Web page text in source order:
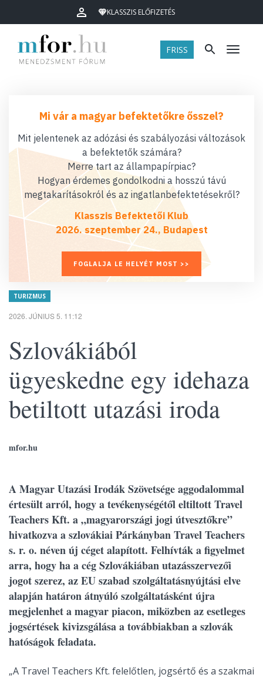
KLASSZIS ELŐFIZETÉS
FRISS Menü
Mi vár a magyar befektetőkre ősszel?
Mit jelentenek az adózási és szabályozási változások
a befektetők számára?
Merre tart az állampapírpiac?
Hogyan érdemes gondolkodni a hosszú távú
megtakarításokról és az ingatlanbefektetésekről?
Klasszis Befektetői Klub
2026. szeptember 24., Budapest
FOGLALJA LE HELYÉT MOST >>
TURIZMUS
2026. JÚNIUS 5. 11:12
Szlovákiából
ügyeskedne egy idehaza
betiltott utazási iroda
mfor.hu
A Magyar Utazási Irodák Szövetsége aggodalommal
értesült arról, hogy a tevékenységétől eltiltott Travel
Teachers Kft. a „magyarországi jogi útvesztőkre”
hivatkozva a szlovákiai Párkányban Travel Teachers
s. r. o. néven új céget alapított. Felhívták a figyelmet
arra, hogy ha a cég Szlovákiában utazásszervezői
jogot szerez, az EU szabad szolgáltatásnyújtási elve
alapján határon átnyúló szolgáltatásként újra
megjelenhet a magyar piacon, miközben az esetleges
jogsértések kivizsgálása a továbbiakban a szlovák
hatóságok feladata.
„A Travel Teachers Kft. felelőtlen, jogsértő és a szakmai